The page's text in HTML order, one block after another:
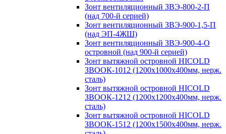
Зонт вентиляционный ЗВЭ-800-2-П
(над 700-й серией)
Зонт вентиляционный ЗВЭ-900-1,5-П
(над ЭП-4ЖШ)
Зонт вентиляционный ЗВЭ-900-4-О
островной (над 900-й серией)
Зонт вытяжной островной HICOLD
ЗВООК-1012 (1200х1000х400мм, нерж.
сталь)
Зонт вытяжной островной HICOLD
ЗВООК-1212 (1200x1200x400мм, нерж.
сталь)
Зонт вытяжной островной HICOLD
ЗВООК-1512 (1200х1500х400мм, нерж.